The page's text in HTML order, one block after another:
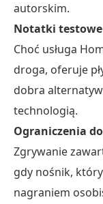
autorskim.
Notatki
Choć usługa
droga, oferuje
dobra
technologią.
Ograniczenia
Zgrywanie
gdy nośnik,
nagraniem